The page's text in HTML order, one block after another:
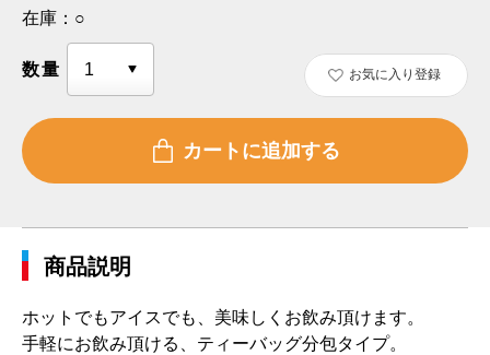
在庫： ○
数量 お気に入り登録
商品説明
ホットでもアイスでも、美味しくお飲み頂けます。
手軽にお飲み頂ける、ティーバッグ分包タイプ。